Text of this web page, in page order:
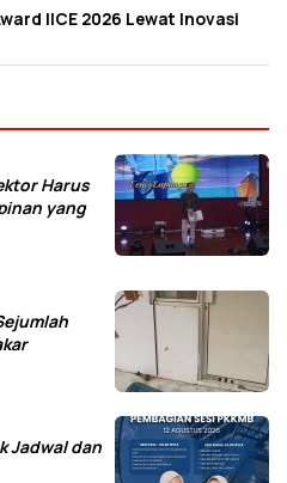
IICE 2026 Lewat Inovasi
Harus
yang
Jadwal dan